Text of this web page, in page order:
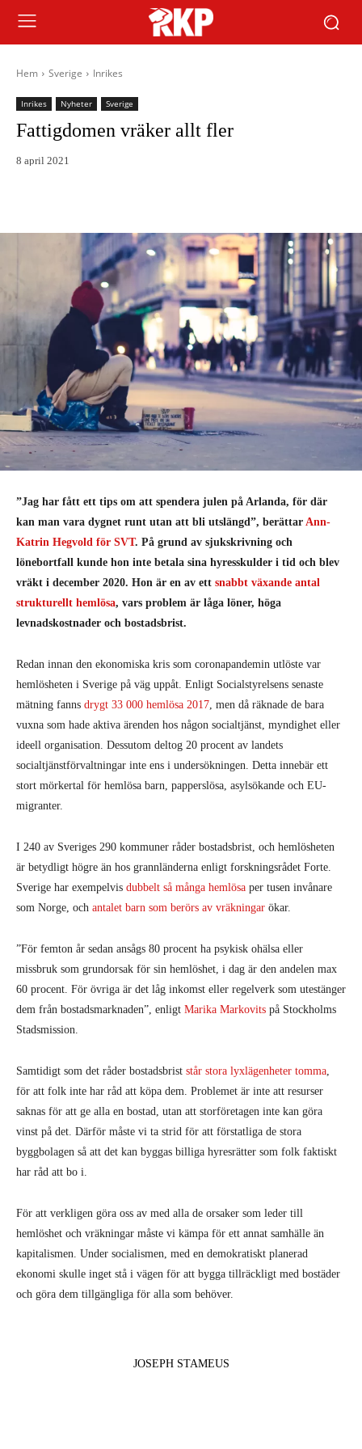
Hem Sverige Inrikes
Inrikes Nyheter Sverige
Fattigdomen vräker allt fler
8 april 2021
”Jag har fått ett tips om att spendera julen på Arlanda, för där
kan man vara dygnet runt utan att bli utslängd”, berättar Ann-
Katrin Hegvold för SVT. På grund av sjukskrivning och
lönebortfall kunde hon inte betala sina hyresskulder i tid och blev
vräkt i december 2020. Hon är en av ett snabbt växande antal
strukturellt hemlösa, vars problem är låga löner, höga
levnadskostnader och bostadsbrist.
Redan innan den ekonomiska kris som coronapandemin utlöste var
hemlösheten i Sverige på väg uppåt. Enligt Socialstyrelsens senaste
mätning fanns drygt 33 000 hemlösa 2017, men då räknade de bara
vuxna som hade aktiva ärenden hos någon socialtjänst, myndighet eller
ideell organisation. Dessutom deltog 20 procent av landets
socialtjänstförvaltningar inte ens i undersökningen. Detta innebär ett
stort mörkertal för hemlösa barn, papperslösa, asylsökande och EU-
migranter.
I 240 av Sveriges 290 kommuner råder bostadsbrist, och hemlösheten
är betydligt högre än hos grannländerna enligt forskningsrådet Forte.
Sverige har exempelvis dubbelt så många hemlösa per tusen invånare
som Norge, och antalet barn som berörs av vräkningar ökar.
”För femton år sedan ansågs 80 procent ha psykisk ohälsa eller
missbruk som grundorsak för sin hemlöshet, i dag är den andelen max
60 procent. För övriga är det låg inkomst eller regelverk som utestänger
dem från bostadsmarknaden”, enligt Marika Markovits på Stockholms
Stadsmission.
Samtidigt som det råder bostadsbrist står stora lyxlägenheter tomma,
för att folk inte har råd att köpa dem. Problemet är inte att resurser
saknas för att ge alla en bostad, utan att storföretagen inte kan göra
vinst på det. Därför måste vi ta strid för att förstatliga de stora
byggbolagen så att det kan byggas billiga hyresrätter som folk faktiskt
har råd att bo i.
För att verkligen göra oss av med alla de orsaker som leder till
hemlöshet och vräkningar måste vi kämpa för ett annat samhälle än
kapitalismen. Under socialismen, med en demokratiskt planerad
ekonomi skulle inget stå i vägen för att bygga tillräckligt med bostäder
och göra dem tillgängliga för alla som behöver.
JOSEPH STAMEUS